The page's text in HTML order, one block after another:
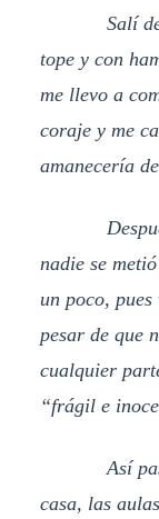
Salí de la
tope y con
me llevo a
coraje y me
amanecería
Después
nadie se
un poco,
pesar de que
cualquier
“frágil e
Así paso
casa, las